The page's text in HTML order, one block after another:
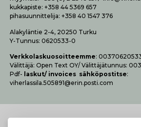
kukkapiste: +358 44 5369 657
pihasuunnittelija: +358 40 1547 376
Alakyläntie 2-4, 20250 Turku
Y-Tunnus: 0620533-0
Verk­ko­las­kuo­soit­teem­me:
Vä­lit­tä­jä: Open Text OY/ Vä­lit­tä­jä­tun­nus:
Pdf- las­kut/ invoices säh­kö­pos­tit­se:
viherlassila.505891@erin.posti.com